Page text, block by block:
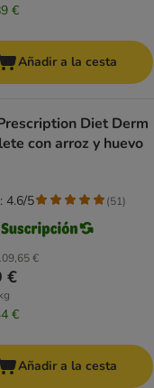
€
Añadir a la cesta
Diet Derm
con arroz y huevo
€
€
€
4.6/5 (51)
Añadir a la cesta